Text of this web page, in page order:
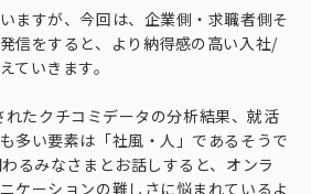
ますが、今回は、企業側・求職者側そ
信をすると、より納得感の高い入社/
ていきます。
れたクチコミデータの分析結果、就活
多い要素は「社風・人」であるそうで
るみなさまとお話しすると、オンラ
ケーションの難しさに悩まれているよ